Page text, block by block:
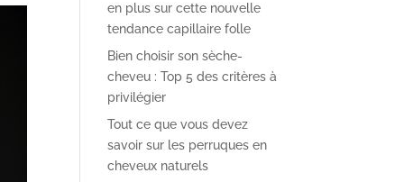
en plus sur cette nouvelle
tendance capillaire folle
Bien choisir son sèche-
cheveu : Top 5 des critères à
privilégier
Tout ce que vous devez
savoir sur les perruques en
cheveux naturels